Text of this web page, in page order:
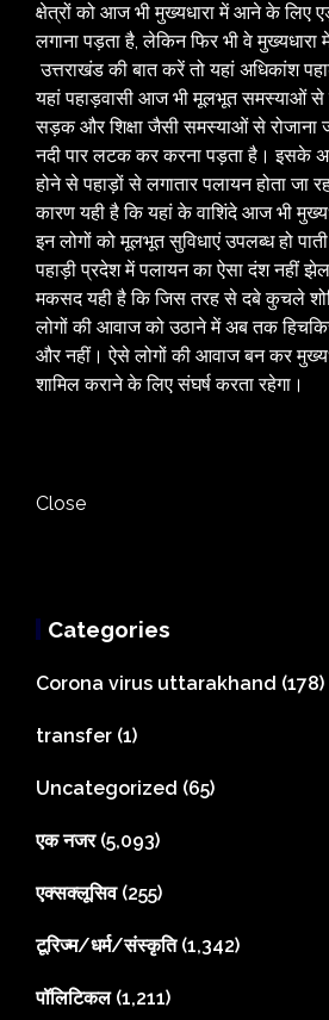
क्षेत्रों को आज भी मुख्यधारा में आने के लिए
लगाना पड़ता है, लेकिन फिर भी वे मुख्यधारा
उत्तराखंड की बात करें तो यहां अधिकांश
यहां पहाड़वासी आज भी मूलभूत समस्याओं से
सड़क और शिक्षा जैसी समस्याओं से रोजाना
नदी पार लटक कर करना पड़ता है। इसके
होने से पहाड़ों से लगातार पलायन होता जा
कारण यही है कि यहां के वाशिंदे आज भी
इन लोगों को मूलभूत सुविधाएं उपलब्ध हो
पहाड़ी प्रदेश में पलायन का ऐसा दंश नहीं
मकसद यही है कि जिस तरह से दबे कुचले
लोगों की आवाज को उठाने में अब तक
और नहीं। ऐसे लोगों की आवाज बन कर
शामिल कराने के लिए संघर्ष करता रहेगा।
Close
Categories
Corona virus uttarakhand (178)
transfer (1)
Uncategorized (65)
एक नजर(5,093)
एक्सक्लूसिव(255)
टूरिज्म/धर्म/संस्कृति(1,342)
पॉलिटिकल(1,211)